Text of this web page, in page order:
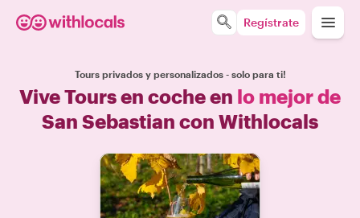
Regístrate
Tours privados y personalizados - solo para ti!
Vive Tours en coche en lo mejor de
San Sebastian con Withlocals